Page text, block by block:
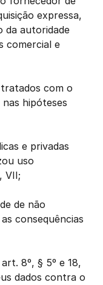
expressa,
da autoridade
comercial e
com o
hipóteses
e privadas
uso
VII;
de não
consequências
8º, § 5º e 18,
dados contra o